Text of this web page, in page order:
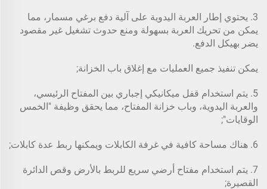
3. يحتوي إطار العربة اليدوية على آلية دفع برغي مسمار، مما
يمكن من تحريك العربة بسهولة ومنع حدوث تشغيل غير مقصود
يضر بهيكل الدفع.
يمكن تنفيذ جميع العمليات مع إغلاق باب الخزانة;
5. يتم استخدام قفل ميكانيكي إجباري بين المفتاح الرئيسي،
والعربة اليدوية، وباب خزانة المفتاح، مما يحقق وظيفة "الخمس
الوقايات";
6. هناك مساحة كافية في غرفة الكابلات ويمكنها ربط عدة كابلات;
7. يتم استخدام مفتاح أرضي سريع للربط بالأرض وقص الدائرة
القصيرة;